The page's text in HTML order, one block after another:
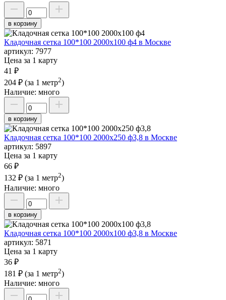
в корзину
Кладочная сетка 100*100 2000х100 ф4 в Москве
артикул: 7977
Цена за 1 карту
41 ₽
204 ₽ (за 1 метр2)
Наличие: много
в корзину
Кладочная сетка 100*100 2000х250 ф3,8 в Москве
артикул: 5897
Цена за 1 карту
66 ₽
132 ₽ (за 1 метр2)
Наличие: много
в корзину
Кладочная сетка 100*100 2000х100 ф3,8 в Москве
артикул: 5871
Цена за 1 карту
36 ₽
181 ₽ (за 1 метр2)
Наличие: много